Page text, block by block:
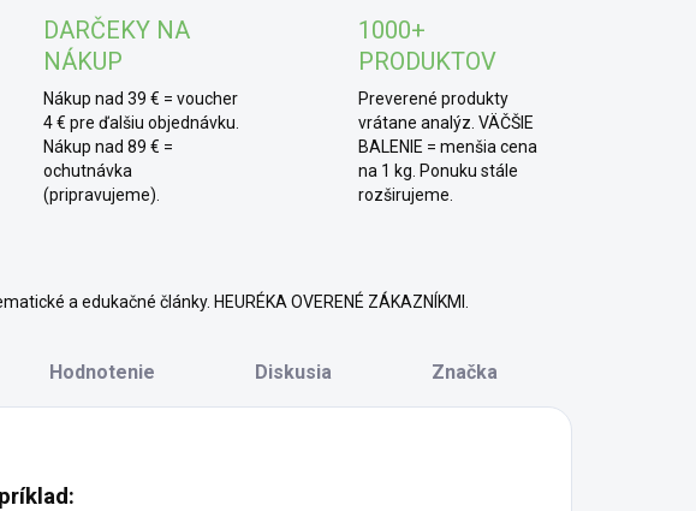
najúčinnejších enzýmov, a to bromelaín, ktorý má
schopnosť znižovať kožné zápaly.
* TIP od MámeChuť:
jednoducho naberte malé
množstvo pasty pomocou priloženej drevenej
špachtličky a naneste ho na zubnú kefku. Čistite zuby
dôkladne 2 minúty a potom vypláchnite.
DARČEKY NA
NÁKUP
Nákup nad 39 € = voucher
4 € pre ďalšiu objednávku.
Nákup nad 89 € =
ochutnávka
(pripravujeme).
1000+
PRODUKTOV
Preverené produkty
vrátane analýz. VÄČŠIE
BALENIE = menšia cena
na 1 kg. Ponuku stále
rozširujeme.
a edukačné články. HEURÉKA OVERENÉ ZÁKAZNÍKMI.
Hodnotenie Diskusia Značka